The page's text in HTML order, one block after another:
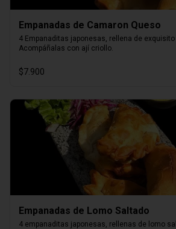
Empanadas de Camaron Queso
4 Empanaditas japonesas, rellena de
Acompáñalas con ají criollo.
$7.900
Empanadas de Lomo Saltado
4 empanaditas japonesas, rellenas de lomo